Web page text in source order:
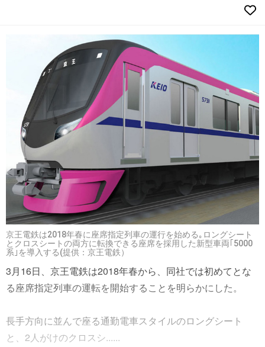
京王電鉄は2018年春に座席指定列車の運行を始める｡ロングシート
とクロスシートの両方に転換できる座席を採用した新型車両｢5000
系｣を導入する(提供：京王電鉄）
3月16日、京王電鉄は2018年春から、同社では初めてとな
る座席指定列車の運転を開始することを明らかにした。
長手方向に並んで座る通勤電車スタイルのロングシート
と、2人がけのクロスシ......